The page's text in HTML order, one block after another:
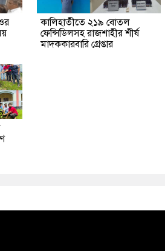
কালিহাতীতে ২১৯ বোতল
ফেন্সিডিলসহ রাজশাহীর শীর্ষ
মাদককারবারি গ্রেপ্তার